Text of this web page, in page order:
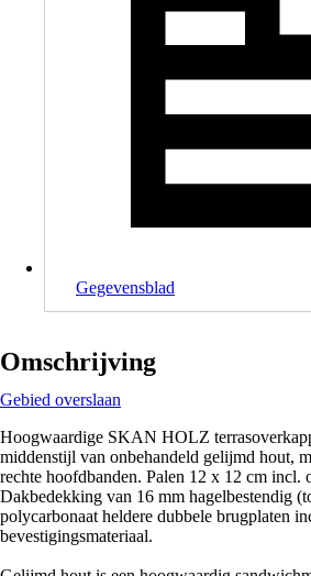
Gegevensblad
Omschrijving
Gebied overslaan
Hoogwaardige SKAN HOLZ
middenstijl van onbehandeld gelijmd hout,
rechte hoofdbanden. Palen 12 x 12 cm incl.
Dakbedekking van 16 mm hagelbestendig
polycarbonaat heldere dubbele brugplaten
bevestigingsmateriaal.